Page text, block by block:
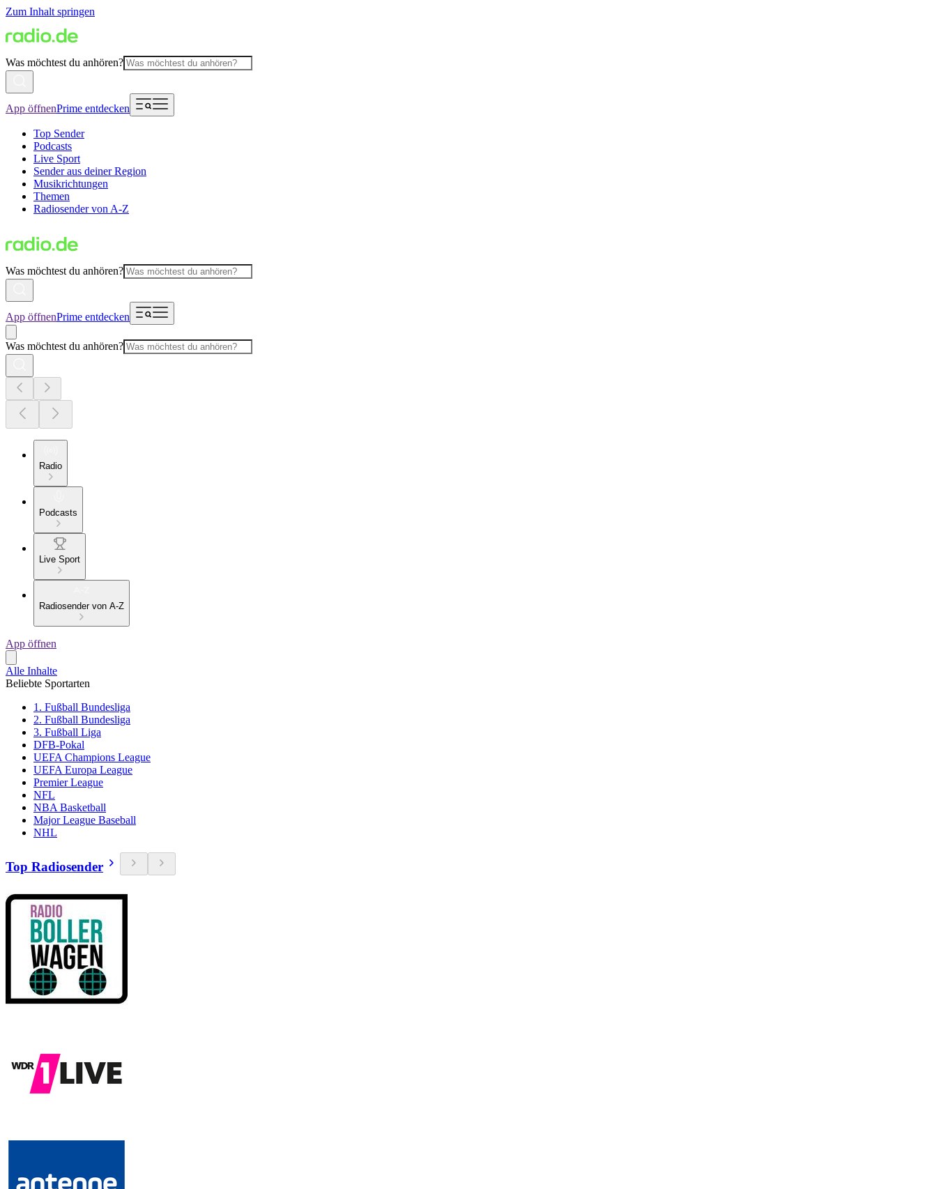
Zum Inhalt springen
Was möchtest du anhören?
App öffnenPrime entdecken
Top Sender
Podcasts
Live Sport
Sender aus deiner Region
Musikrichtungen
Themen
Radiosender von A-Z
Was möchtest du anhören?
App öffnenPrime entdecken
Was möchtest du anhören?
Radio
Podcasts
Live Sport
Radiosender von A-Z
App öffnen
Alle Inhalte
Beliebte Sportarten
1. Fußball Bundesliga
2. Fußball Bundesliga
3. Fußball Liga
DFB-Pokal
UEFA Champions League
UEFA Europa League
Premier League
NFL
NBA Basketball
Major League Baseball
NHL
Top Radiosender